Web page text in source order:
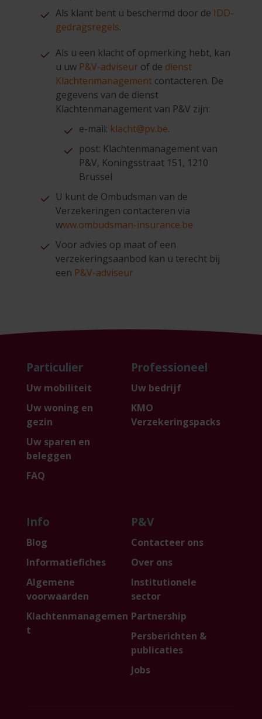
Als klant bent u beschermd door de IDD-
gedragsregels.
Als u een klacht of opmerking hebt, kan
u uw P&V-adviseur of de dienst
Klachtenmanagement contacteren. De
gegevens van de dienst
Klachtenmanagement van P&V zijn:
e-mail: klacht@pv.be.
post: Klachtenmanagement van
P&V, Koningsstraat 151, 1210
Brussel
U kunt de Ombudsman van de
Verzekeringen contacteren via
www.ombudsman-insurance.be
Voor advies op maat of een
verzekeringsaanbod kan u terecht bij
een P&V-adviseur
Particulier
Uw mobiliteit
Uw woning en
gezin
Uw sparen en
beleggen
FAQ
Professioneel
Uw bedrijf
KMO
Verzekeringspacks
Info
Blog
Informatiefiches
Algemene
voorwaarden
Klachtenmanagemen
t
P&V
Contacteer ons
Over ons
Institutionele
sector
Partnership
Persberichten &
publicaties
Jobs